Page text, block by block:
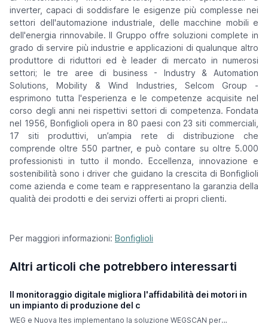
inverter, capaci di soddisfare le esigenze più complesse nei
settori dell'automazione industriale, delle macchine mobili e
dell'energia rinnovabile. Il Gruppo offre soluzioni complete in
grado di servire più industrie e applicazioni di qualunque altro
produttore di riduttori ed è leader di mercato in numerosi
settori; le tre aree di business - Industry & Automation
Solutions, Mobility & Wind Industries, Selcom Group -
esprimono tutta l'esperienza e le competenze acquisite nel
corso degli anni nei rispettivi settori di competenza. Fondata
nel 1956, Bonfiglioli opera in 80 paesi con 23 siti commerciali,
17 siti produttivi, un’ampia rete di distribuzione che
comprende oltre 550 partner, e può contare su oltre 5.000
professionisti in tutto il mondo. Eccellenza, innovazione e
sostenibilità sono i driver che guidano la crescita di Bonfiglioli
come azienda e come team e rappresentano la garanzia della
qualità dei prodotti e dei servizi offerti ai propri clienti.
Per maggiori informazioni: Bonfiglioli
Altri articoli che potrebbero interessarti
Il monitoraggio digitale migliora l'affidabilità dei motori in
un impianto di produzione del c
WEG e Nuova Ites implementano la soluzione WEGSCAN per